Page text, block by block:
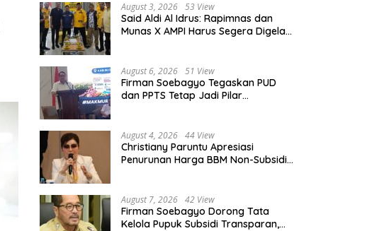
August 3, 2026 53 View
Said Aldi Al Idrus: Rapimnas dan
Munas X AMPI Harus Segera Digelar
August 6, 2026 51 View
Firman Soebagyo Tegaskan PUD
dan PPTS Tetap Jadi Pilar
August 4, 2026 44 View
Christiany Paruntu Apresiasi
Penurunan Harga BBM Non-Subsidi,
August 7, 2026 42 View
Firman Soebagyo Dorong Tata
Kelola Pupuk Subsidi Transparan,